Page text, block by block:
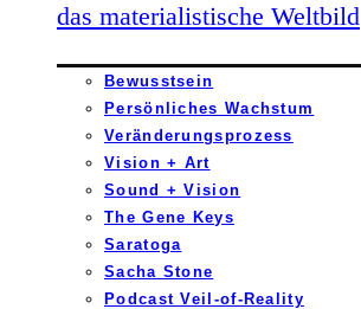
das materialistische Weltbild
Bewusstsein
Persönliches Wachstum
Veränderungsprozess
Vision + Art
Sound + Vision
The Gene Keys
Saratoga
Sacha Stone
Podcast Veil-of-Reality